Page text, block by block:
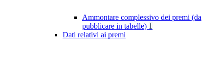
Ammontare complessivo dei premi (da
pubblicare in tabelle) 1
Dati relativi ai premi